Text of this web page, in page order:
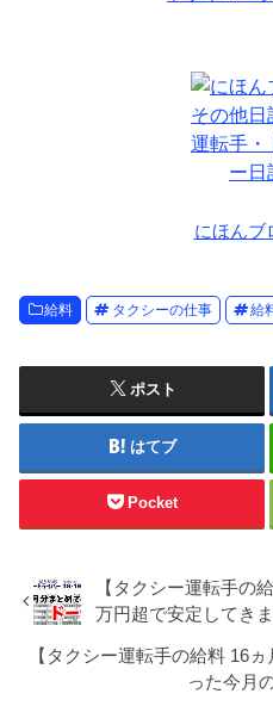
にほんブ
給料 タクシーの仕事 給
ポスト
はてブ
Pocket
【タクシー運転手の
万円超で安定してき
【タクシー運転手の給料 16
った今月